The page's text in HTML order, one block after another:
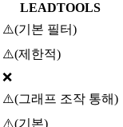
LEADTOOLS
⚠️(기본 필터)
⚠️(제한적)
❌
⚠️(그래프 조작 통해)
⚠️(기본)